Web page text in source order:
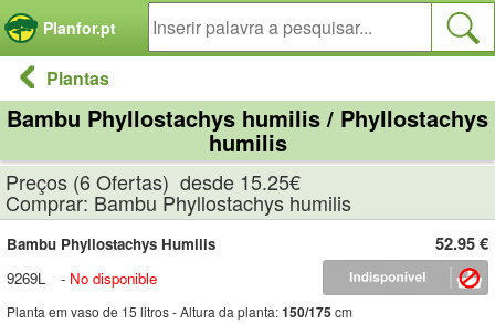
Planfor.pt
Plantas
Bambu Phyllostachys humilis / Phyllostachys
humilis
Preços (6 Ofertas) desde 15.25€
Comprar: Bambu Phyllostachys humilis
52.95 €
Bambu Phyllostachys Humilis
9269L
- No disponible
Planta em vaso de 15 litros - Altura da planta:150/175cm
Painel de Gerenciamento de Cookies